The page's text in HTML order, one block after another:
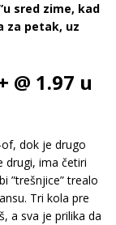
sred zime, kad
za petak, uz
@ 1.97 u
dok je drugo
drugi, ima četiri
”trešnjice” trealo
Tri kola pre
a sva je prilika da